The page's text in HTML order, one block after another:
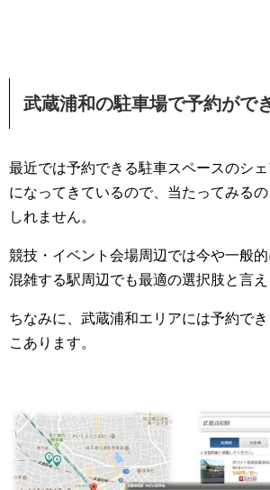
武蔵浦和の駐車場で予約がで
最近では予約できる駐車スペースのシ
になってきているので、当たってみる
しれません。
競技・イベント会場周辺では今や一般的
混雑する駅周辺でも最適の選択肢と言え
ちなみに、武蔵浦和エリアには予約で
こあります。